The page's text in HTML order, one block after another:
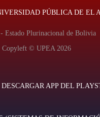
PÚBLICA DE EL
Estado Plurinacional de Bolivia
Copyleft © UPEA 2026
DESCARGAR APP DEL